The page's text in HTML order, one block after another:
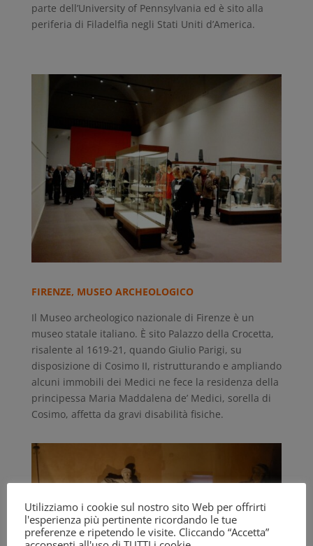
parte dell’University of Pennsylvania ed è sito alla
periferia di Filadelfia negli Stati Uniti d’America.
FIRENZE, MUSEO ARCHEOLOGICO
Il Museo archeologico nazionale di Firenze è un
museo statale italiano. È sito Palazzo della Crocetta,
risalente al 1619-21, quando Giulio Parigi, su
disposizione di Cosimo II, ristrutturando e ampliando
alcuni immobili dei Medici ne fece la residenza della
principessa Maria Maddalena de’ Medici, sorella di
Cosimo, affetta da gravi disabilità fisiche.
Utilizziamo i cookie sul nostro sito Web per offrirti
l'esperienza più pertinente ricordando le tue
preferenze e ripetendo le visite. Cliccando “Accetta”